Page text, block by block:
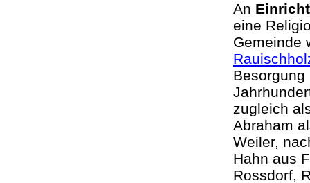
An
eine
Gemeinde
Besorgung
zugleich
Abraham
Weiler,
Hahn aus
Rossdorf,